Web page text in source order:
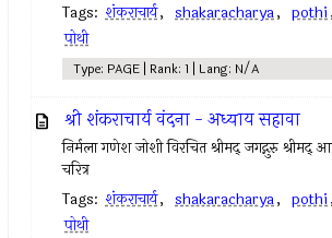
Tags: शंकराचार्य, shakaracharya, pothi,
पोथी
Type: PAGE | Rank: 1 | Lang: N/A
श्री शंकराचार्य वंदना - अध्याय सहावा
निर्मला गणेश जोशी विरचित श्रीमद् जगद्गुरु श्रीमद्
चरित्र
Tags: शंकराचार्य, shakaracharya, pothi,
पोथी